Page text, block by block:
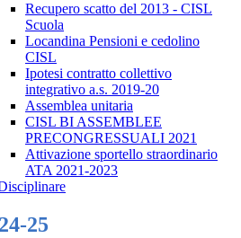
Recupero scatto del 2013 - CISL
Scuola
Locandina Pensioni e cedolino
CISL
Ipotesi contratto collettivo
integrativo a.s. 2019-20
Assemblea unitaria
CISL BI ASSEMBLEE
PRECONGRESSUALI 2021
Attivazione sportello straordinario
ATA 2021-2023
25